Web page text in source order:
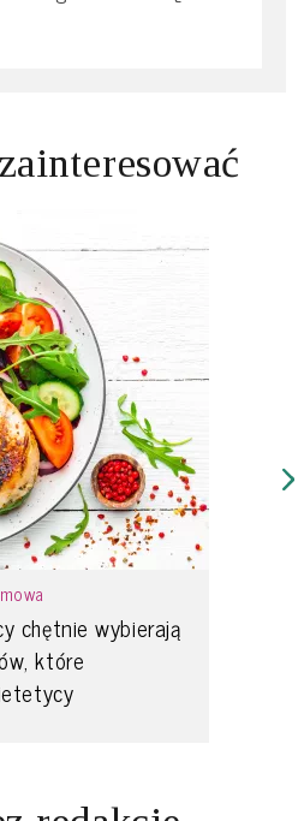
chętnie wybierają
które